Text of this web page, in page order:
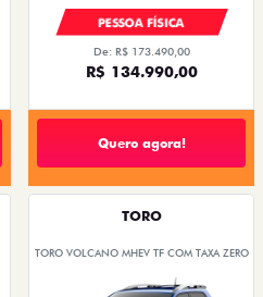
PESSOA FÍSICA
De: R$ 173.490,00
R$ 134.990,00
Quero agora!
TORO
TORO VOLCANO MHEV TF COM TAXA ZERO